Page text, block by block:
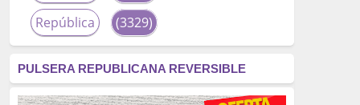
República
(3329)
fascismo
(2677)
PULSERA REPUBLICANA REVERSIBLE